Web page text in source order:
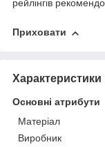
рейлінгів
Приховати
Характеристики
Основні атрибути
Матеріал
Виробник